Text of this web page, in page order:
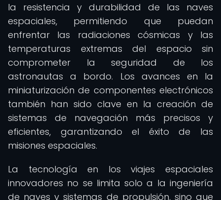
la resistencia y durabilidad de las naves
espaciales, permitiendo que puedan
enfrentar las radiaciones cósmicas y las
temperaturas extremas del espacio sin
comprometer la seguridad de los
astronautas a bordo. Los avances en la
miniaturización de componentes electrónicos
también han sido clave en la creación de
sistemas de navegación más precisos y
eficientes, garantizando el éxito de las
misiones espaciales.
La tecnología en los viajes espaciales
innovadores no se limita solo a la ingeniería
de naves y sistemas de propulsión, sino que